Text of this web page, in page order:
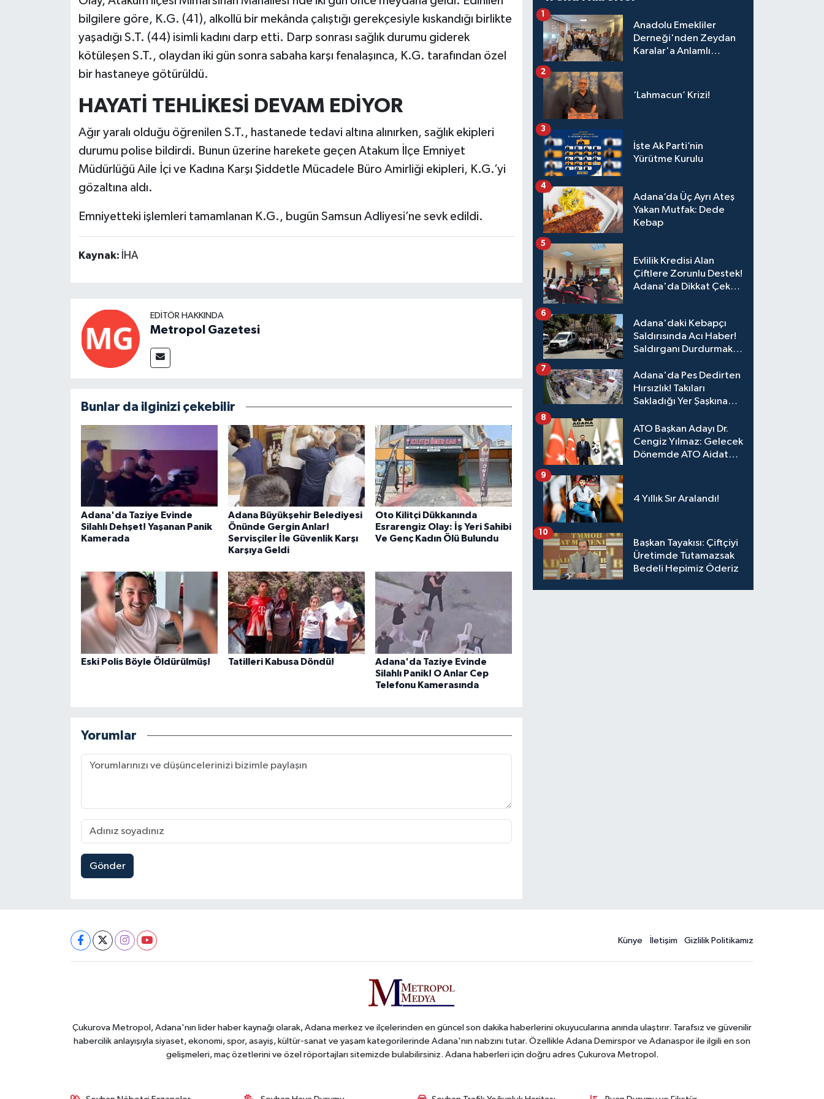
bilgilere göre, K.G. (41), alkollü bir mekânda çalıştığı gerekçesiyle kıskandığı birlikte
yaşadığı S.T. (44) isimli kadını darp etti. Darp sonrası sağlık durumu giderek
kötüleşen S.T., olaydan iki gün sonra sabaha karşı fenalaşınca, K.G. tarafından özel
bir hastaneye götürüldü.
HAYATİ TEHLİKESİ DEVAM EDİYOR
Ağır yaralı olduğu öğrenilen S.T., hastanede tedavi altına alınırken, sağlık ekipleri
durumu polise bildirdi. Bunun üzerine harekete geçen Atakum İlçe Emniyet
Müdürlüğü Aile İçi ve Kadına Karşı Şiddetle Mücadele Büro Amirliği ekipleri, K.G.’yi
gözaltına aldı.
Emniyetteki işlemleri tamamlanan K.G., bugün Samsun Adliyesi’ne sevk edildi.
Kaynak: İHA
EDITÖR HAKKINDA
Metropol Gazetesi
Bunlar da ilginizi çekebilir
Adana'da Taziye Evinde
Silahlı Dehşet! Yaşanan Panik
Kamerada
Adana Büyükşehir Belediyesi
Önünde Gergin Anlar!
Servisçiler İle Güvenlik Karşı
Karşıya Geldi
Oto Kilitçi Dükkanında
Esrarengiz Olay: İş Yeri Sahibi
Ve Genç Kadın Ölü Bulundu
Eski Polis Böyle Öldürülmüş! Tatilleri Kabusa Döndü!
Adana'da Taziye Evinde
Silahlı Panik! O Anlar Cep
Telefonu Kamerasında
Yorumlar
Gönder
Anadolu Emekliler
Derneği'nden Zeydan
Karalar'a Anlamlı
1
‘Lahmacun’ Krizi!
2
İşte Ak Parti’nin
Yürütme Kurulu
3
Adana’da Üç Ayrı Ateş
Yakan Mutfak: Dede
Kebap
4
Evlilik Kredisi Alan
Çiftlere Zorunlu Destek!
Adana'da Dikkat Çeken
5
Adana'daki Kebapçı
Saldırısında Acı Haber!
Saldırganı Durdurmak
Kaybetti
6
Adana'da Pes Dedirten
Hırsızlık! Takıları
Sakladığı Yer Şaşkına
7
ATO Başkan Adayı Dr.
Cengiz Yılmaz: Gelecek
Dönemde ATO Aidat
Adana'ya Yatırılacak
8
4 Yıllık Sır Aralandı!
9
Başkan Tayakısı: Çiftçiyi
Üretimde Tutamazsak
Bedeli Hepimiz Öderiz
10
Künye İletişim Gizlilik Politikamız
Çukurova Metropol, Adana'nın lider haber kaynağı olarak, Adana merkez ve ilçelerinden en güncel son dakika haberlerini okuyucularına anında ulaştırır. Tarafsız ve güvenilir
habercilik anlayışıyla siyaset, ekonomi, spor, asayiş, kültür-sanat ve yaşam kategorilerinde Adana'nın nabzını tutar. Özellikle Adana Demirspor ve Adanaspor ile ilgili en son
gelişmeleri, maç özetlerini ve özel röportajları sitemizde bulabilirsiniz. Adana haberleri için doğru adres Çukurova Metropol.